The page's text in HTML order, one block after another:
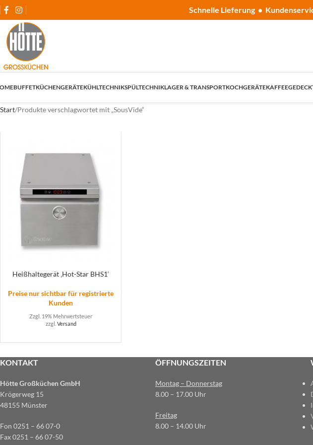
Schnelle Lieferung •
BUFFETKÜCHENGERÄTEKÜHLTECHNIKSPÜLTECHNIKLAGER & TRANSPORTKOCHGERÄTEKAFFEE
Start Produkte verschlagwortet mit „SousVide“
Heißhaltegerät ‚Hot-Star BHS1‘
Preise nur sichtbar für registrierte
Kunden
Zzgl. 19% Mehrwertsteuer
zzgl. Versand
KONTAKT
Hötte Großküchen GmbH
Krögerweg 15
48155 Münster
Fon 0251 – 66 07-0
Fax 0251 – 66 07-50
ÖFFNUNGSZEITEN
Montag – Donnerstag
8.00 – 17.00 Uhr
Freitag
8.00 – 14.00 Uhr